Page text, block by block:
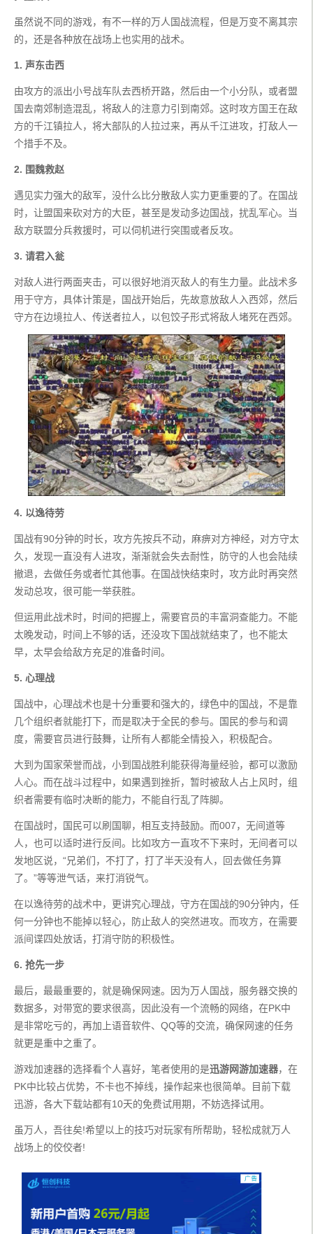
虽然说不同的游戏，有不一样的万人国战流程，但是万变不离其宗
的，还是各种放在战场上也实用的战术。
1. 声东击西
由攻方的派出小号战车队去西桥开路，然后由一个小分队，或者盟
国去南郊制造混乱，将敌人的注意力引到南郊。这时攻方国王在敌
方的千江镇拉人，将大部队的人拉过来，再从千江进攻，打敌人一
个措手不及。
2. 围魏救赵
遇见实力强大的敌军，没什么比分散敌人实力更重要的了。在国战
时，让盟国来砍对方的大臣，甚至是发动多边国战，扰乱军心。当
敌方联盟分兵救援时，可以伺机进行突围或者反攻。
3. 请君入瓮
对敌人进行两面夹击，可以很好地消灭敌人的有生力量。此战术多
用于守方，具体计策是，国战开始后，先故意放敌人入西郊，然后
守方在边境拉人、传送者拉人，以包饺子形式将敌人堵死在西郊。
4. 以逸待劳
国战有90分钟的时长，攻方先按兵不动，麻痹对方神经，对方守太
久，发现一直没有人进攻，渐渐就会失去耐性，防守的人也会陆续
撤退，去做任务或者忙其他事。在国战快结束时，攻方此时再突然
发动总攻，很可能一举获胜。
但运用此战术时，时间的把握上，需要官员的丰富洞查能力。不能
太晚发动，时间上不够的话，还没攻下国战就结束了，也不能太
早，太早会给敌方充足的准备时间。
5. 心理战
国战中，心理战术也是十分重要和强大的，绿色中的国战，不是靠
几个组织者就能打下，而是取决于全民的参与。国民的参与和调
度，需要官员进行鼓舞，让所有人都能全情投入，积极配合。
大到为国家荣誉而战，小到国战胜利能获得海量经验，都可以激励
人心。而在战斗过程中，如果遇到挫折，暂时被敌人占上风时，组
织者需要有临时决断的能力，不能自行乱了阵脚。
在国战时，国民可以刷国聊，相互支持鼓励。而007，无间道等
人，也可以适时进行反间。比如攻方一直攻不下来时，无间者可以
发地区说，“兄弟们，不打了，打了半天没有人，回去做任务算
了。”等等泄气话，来打消锐气。
在以逸待劳的战术中，更讲究心理战，守方在国战的90分钟内，任
何一分钟也不能掉以轻心，防止敌人的突然进攻。而攻方，在需要
派间谍四处放话，打消守防的积极性。
6. 抢先一步
最后，最最重要的，就是确保网速。因为万人国战，服务器交换的
数据多，对带宽的要求很高，因此没有一个流畅的网络，在PK中
是非常吃亏的，再加上语音软件、QQ等的交流，确保网速的任务
就更是重中之重了。
游戏加速器的选择看个人喜好，笔者使用的是迅游网游加速器，在
PK中比较占优势，不卡也不掉线，操作起来也很简单。目前下载
迅游，各大下载站都有10天的免费试用期，不妨选择试用。
虽万人，吾往矣!希望以上的技巧对玩家有所帮助，轻松成就万人
战场上的佼佼者!